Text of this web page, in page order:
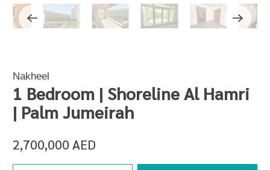
Nakheel
1 Bedroom | Shoreline Al Hamri
| Palm Jumeirah
2,700,000 AED